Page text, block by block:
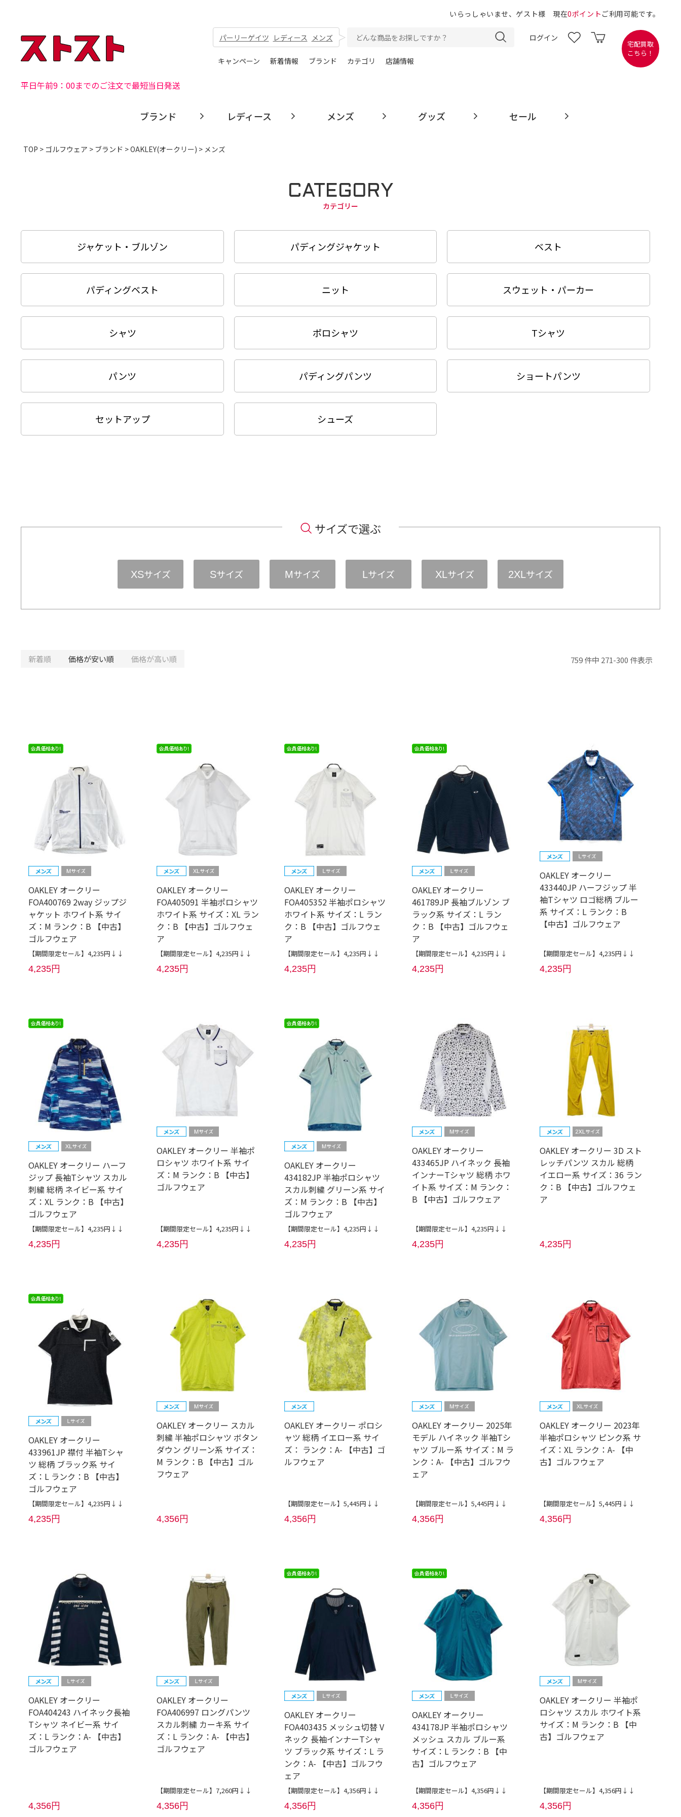
いらっしゃいませ、ゲスト様 現在0ポイント ご利用可能です。
パーリーゲイツ レディース メンズ ログイン
キャンペーン 新着情報 ブランド カテゴリ 店舗情報
宅配買取
こちら！
平日午前9：00までのご注文で最短当日発送
ブランド レディース メンズ グッズ セール
TOP > ゴルフウェア > ブランド >OAKLEY(オークリー) > メンズ
CATEGORY
カテゴリー
ジャケット・ブルゾン パディングジャケット ベスト
パディングベスト ニット スウェット・パーカー
シャツ ポロシャツ Tシャツ
パンツ パディングパンツ ショートパンツ
セットアップ シューズ
サイズで選ぶ
XSサイズ Sサイズ Mサイズ Lサイズ XLサイズ 2XLサイズ
新着順 価格が安い順 価格が高い順 759 件中 271-300 件表示
OAKLEY オークリー
FOA400769 2way ジップジ
ャケット ホワイト系 サイ
ズ：M ランク：B 【中古】
ゴルフウェア
【期間限定セール】4,235円↓↓
4,235円
OAKLEY オークリー
FOA405091 半袖ポロシャツ
ホワイト系 サイズ：XL ラン
ク：B 【中古】ゴルフウェ
ア
【期間限定セール】4,235円↓↓
4,235円
OAKLEY オークリー
FOA405352 半袖ポロシャツ
ホワイト系 サイズ：L ラン
ク：B 【中古】ゴルフウェ
ア
【期間限定セール】4,235円↓↓
4,235円
OAKLEY オークリー
461789JP 長袖ブルゾン ブ
ラック系 サイズ：L ラン
ク：B 【中古】ゴルフウェ
ア
【期間限定セール】4,235円↓↓
4,235円
OAKLEY オークリー
433440JP ハーフジップ 半
袖Tシャツ ロゴ総柄 ブルー
系 サイズ：L ランク：B
【中古】ゴルフウェア
【期間限定セール】4,235円↓↓
4,235円
OAKLEY オークリー ハーフ
ジップ 長袖Tシャツ スカル
刺繍 総柄 ネイビー系 サイ
ズ：XL ランク：B 【中古】
ゴルフウェア
【期間限定セール】4,235円↓↓
4,235円
OAKLEY オークリー 半袖ポ
ロシャツ ホワイト系 サイ
ズ：M ランク：B 【中古】
ゴルフウェア
【期間限定セール】4,235円↓↓
4,235円
OAKLEY オークリー
434182JP 半袖ポロシャツ
スカル刺繍 グリーン系 サイ
ズ：M ランク：B 【中古】
ゴルフウェア
【期間限定セール】4,235円↓↓
4,235円
OAKLEY オークリー
433465JP ハイネック 長袖
インナーTシャツ 総柄 ホワ
イト系 サイズ：M ランク：
B 【中古】ゴルフウェア
【期間限定セール】4,235円↓↓
4,235円
OAKLEY オークリー 3D スト
レッチパンツ スカル 総柄
イエロー系 サイズ：36 ラン
ク：B 【中古】ゴルフウェ
ア
4,235円
OAKLEY オークリー
433961JP 襟付 半袖Tシャ
ツ 総柄 ブラック系 サイ
ズ：L ランク：B 【中古】
ゴルフウェア
【期間限定セール】4,235円↓↓
4,235円
OAKLEY オークリー スカル
刺繍 半袖ポロシャツ ボタン
ダウン グリーン系 サイズ：
M ランク：B 【中古】ゴル
フウェア
4,356円
OAKLEY オークリー ポロシ
ャツ 総柄 イエロー系 サイ
ズ： ランク：A- 【中古】ゴ
ルフウェア
【期間限定セール】5,445円↓↓
4,356円
OAKLEY オークリー 2025年
モデル ハイネック 半袖Tシ
ャツ ブルー系 サイズ：M ラ
ンク：A- 【中古】ゴルフウ
ェア
【期間限定セール】5,445円↓↓
4,356円
OAKLEY オークリー 2023年
半袖ポロシャツ ピンク系 サ
イズ：XL ランク：A- 【中
古】ゴルフウェア
【期間限定セール】5,445円↓↓
4,356円
OAKLEY オークリー
FOA404243 ハイネック長袖
Tシャツ ネイビー系 サイ
ズ：L ランク：A- 【中古】
ゴルフウェア
4,356円
OAKLEY オークリー
FOA406997 ロングパンツ
スカル刺繍 カーキ系 サイ
ズ：L ランク：A- 【中古】
ゴルフウェア
【期間限定セール】7,260円↓↓
4,356円
OAKLEY オークリー
FOA403435 メッシュ切替 V
ネック 長袖インナーTシャ
ツ ブラック系 サイズ：L ラ
ンク：A- 【中古】ゴルフウ
ェア
【期間限定セール】4,356円↓↓
4,356円
OAKLEY オークリー
434178JP 半袖ポロシャツ
メッシュ スカル ブルー系
サイズ：L ランク：B 【中
古】ゴルフウェア
【期間限定セール】4,356円↓↓
4,356円
OAKLEY オークリー 半袖ポ
ロシャツ スカル ホワイト系
サイズ：M ランク：B 【中
古】ゴルフウェア
【期間限定セール】4,356円↓↓
4,356円